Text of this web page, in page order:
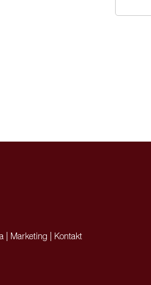
Marketing Kontakt